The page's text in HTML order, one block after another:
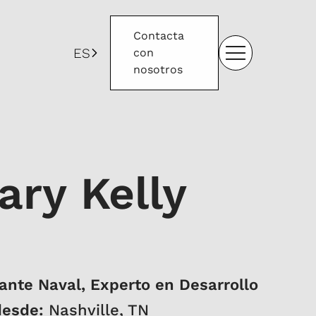
ES
Contacta
con
nosotros
Kelly
Naval, Experto en Desarrollo
Nashville, TN